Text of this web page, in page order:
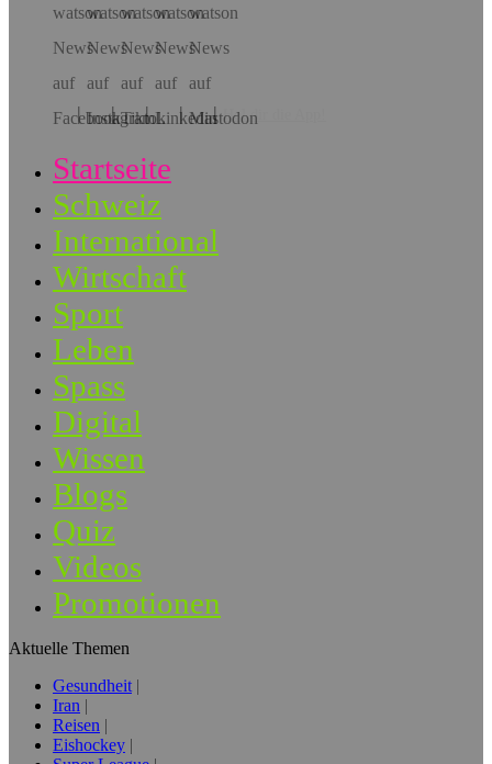
Hol dir die App!
Startseite
Schweiz
International
Wirtschaft
Sport
Leben
Spass
Digital
Wissen
Blogs
Quiz
Videos
Promotionen
Aktuelle Themen
Gesundheit
Iran
Reisen
Eishockey